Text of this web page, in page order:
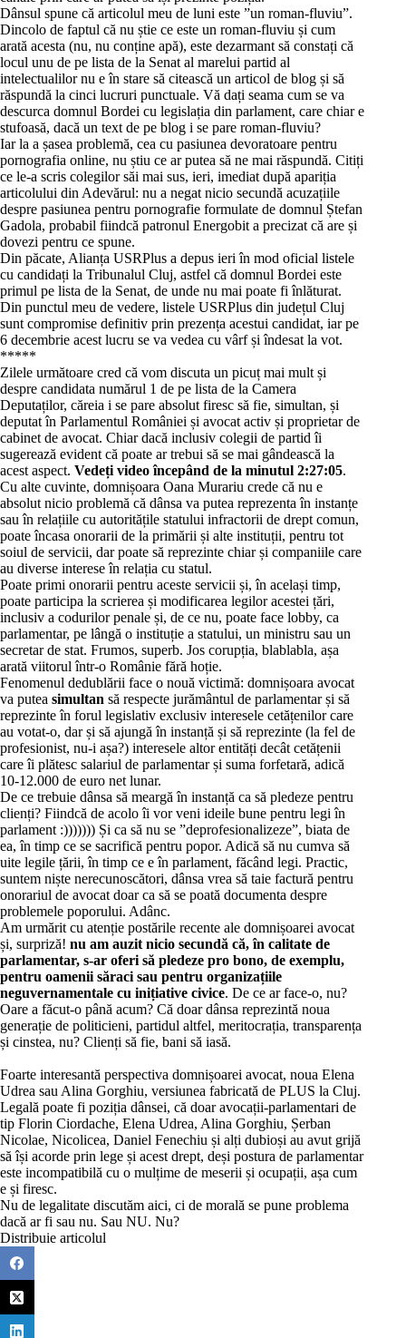
Dânsul spune că articolul meu de luni este ”un roman-fluviu”.
Dincolo de faptul că nu știe ce este un roman-fluviu și cum
arată acesta (nu, nu conține apă), este dezarmant să constați că
locul unu de pe lista de la Senat al marelui partid al
intelectualilor nu e în stare să citească un articol de blog și să
răspundă la cinci lucruri punctuale. Vă dați seama cum se va
descurca domnul Bordei cu legislația din parlament, care chiar e
stufoasă, dacă un text de pe blog i se pare roman-fluviu?
Iar la a șasea problemă, cea cu pasiunea devoratoare pentru
pornografia online, nu știu ce ar putea să ne mai răspundă. Citiți
ce le-a scris colegilor săi mai sus, ieri, imediat după apariția
articolului din Adevărul: nu a negat nicio secundă acuzațiile
despre pasiunea pentru pornografie formulate de domnul Ștefan
Gadola, probabil fiindcă patronul Energobit a precizat că are și
dovezi pentru ce spune.
Din păcate, Alianța USRPlus a depus ieri în mod oficial listele
cu candidați la Tribunalul Cluj, astfel că domnul Bordei este
primul pe lista de la Senat, de unde nu mai poate fi înlăturat.
Din punctul meu de vedere, listele USRPlus din județul Cluj
sunt compromise definitiv prin prezența acestui candidat, iar pe
6 decembrie acest lucru se va vedea cu vârf și îndesat la vot.
*****
Zilele următoare cred că vom discuta un picuț mai mult și
despre candidata numărul 1 de pe lista de la Camera
Deputaților, căreia i se pare absolut firesc să fie, simultan, și
deputat în Parlamentul României și avocat activ și proprietar de
cabinet de avocat. Chiar dacă inclusiv colegii de partid îi
sugerează evident că poate ar trebui să se mai gândească la
acest aspect. Vedeți video începând de la minutul 2:27:05.
Cu alte cuvinte, domnișoara Oana Murariu crede că nu e
absolut nicio problemă că dânsa va putea reprezenta în instanțe
sau în relațiile cu autoritățile statului infractorii de drept comun,
poate încasa onorarii de la primării și alte instituții, pentru tot
soiul de servicii, dar poate să reprezinte chiar și companiile care
au diverse interese în relația cu statul.
Poate primi onorarii pentru aceste servicii și, în același timp,
poate participa la scrierea și modificarea legilor acestei țări,
inclusiv a codurilor penale și, de ce nu, poate face lobby, ca
parlamentar, pe lângă o instituție a statului, un ministru sau un
secretar de stat. Frumos, superb. Jos corupția, blablabla, așa
arată viitorul într-o Românie fără hoție.
Fenomenul dedublării face o nouă victimă: domnișoara avocat
va putea simultan să respecte jurământul de parlamentar și să
reprezinte în forul legislativ exclusiv interesele cetățenilor care
au votat-o, dar și să ajungă în instanță și să reprezinte (la fel de
profesionist, nu-i așa?) interesele altor entități decât cetățenii
care îi plătesc salariul de parlamentar și suma forfetară, adică
10-12.000 de euro net lunar.
De ce trebuie dânsa să meargă în instanță ca să pledeze pentru
clienți? Fiindcă de acolo îi vor veni ideile bune pentru legi în
parlament :))))))) Și ca să nu se ”deprofesionalizeze”, biata de
ea, în timp ce se sacrifică pentru popor. Adică să nu cumva să
uite legile țării, în timp ce e în parlament, făcând legi. Practic,
suntem niște nerecunoscători, dânsa vrea să taie factură pentru
onorariul de avocat doar ca să se poată documenta despre
problemele poporului. Adânc.
Am urmărit cu atenție postările recente ale domnișoarei avocat
și, surpriză! nu am auzit nicio secundă că, în calitate de
parlamentar, s-ar oferi să pledeze pro bono, de exemplu,
pentru oamenii săraci sau pentru organizațiile
neguvernamentale cu inițiative civice. De ce ar face-o, nu?
Oare a făcut-o până acum? Că doar dânsa reprezintă noua
generație de politicieni, partidul altfel, meritocrația, transparența
și cinstea, nu? Clienți să fie, bani să iasă.
Foarte interesantă perspectiva domnișoarei avocat, noua Elena
Udrea sau Alina Gorghiu, versiunea fabricată de PLUS la Cluj.
Legală poate fi poziția dânsei, că doar avocații-parlamentari de
tip Florin Ciordache, Elena Udrea, Alina Gorghiu, Șerban
Nicolae, Nicolicea, Daniel Fenechiu și alți dubioși au avut grijă
să își acorde prin lege și acest drept, deși postura de parlamentar
este incompatibilă cu o mulțime de meserii și ocupații, așa cum
e și firesc.
Nu de legalitate discutăm aici, ci de morală se pune problema
dacă ar fi sau nu. Sau NU. Nu?
Distribuie articolul